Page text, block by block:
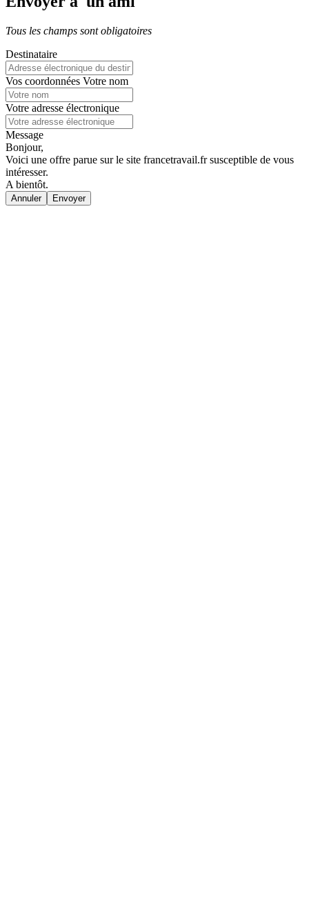
Tous les champs sont obligatoires
Destinataire
Vos coordonnées Votre nom
Votre adresse électronique
Message
Bonjour,
Voici une offre parue sur le site francetravail.fr susceptible de vous
intéresser.
A bientôt.
Annuler